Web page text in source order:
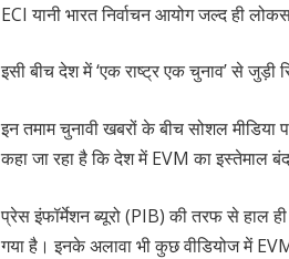
ECI यानी भारत निर्वाचन आयोग जल्द ही
इसी बीच देश में ‘एक राष्ट्र एक चुनाव’ से जुड़ी
इन तमाम चुनावी खबरों के बीच सोशल
कहा जा रहा है कि देश में EVM का इस्तेमाल
प्रेस इंफॉर्मेशन ब्यूरो (PIB) की तरफ से हाल
गया है। इनके अलावा भी कुछ वीडियोज में